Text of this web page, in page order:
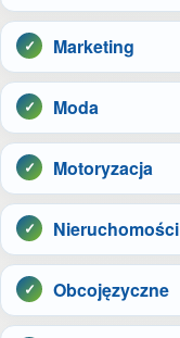
Marketing
Moda
Motoryzacja
Nieruchomości
Obcojęzyczne